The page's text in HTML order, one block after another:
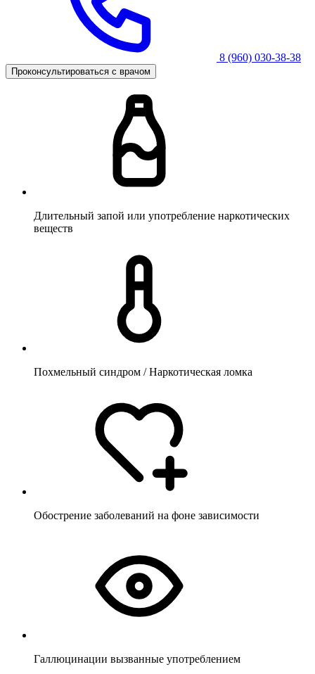
8 (960) 030-38-38
Проконсультироваться с врачом
Длительный запой или употребление наркотических
веществ
Похмельный синдром / Наркотическая ломка
Обострение заболеваний на фоне зависимости
Галлюцинации вызванные употреблением